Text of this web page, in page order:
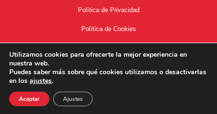
Política de Privacidad
Política de Cookies
34667504662
Utilizamos cookies para ofrecerte la mejor experiencia en
nuestra web.
Puedes saber más sobre qué cookies utilizamos o desactivarlas
en los ajustes.
Aceptar Ajustes